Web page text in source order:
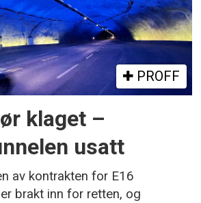
PROFF
klaget –
usatt
av kontrakten for E16
brakt inn for retten, og